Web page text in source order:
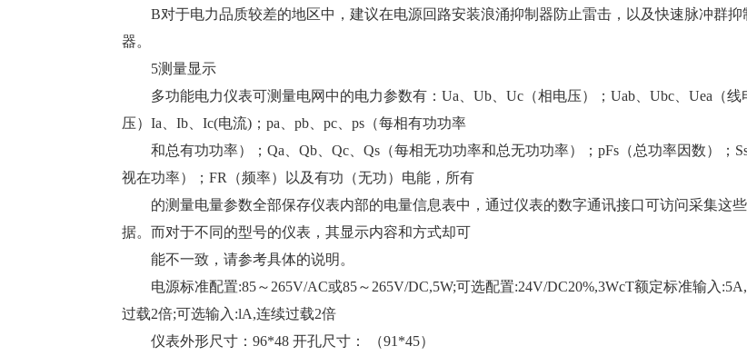
B对于电力品质较差的地区中，建议在电源回路安装浪涌抑制器防止雷击，以及快速脉冲群抑
器。
5测量显示
多功能电力仪表可测量电网中的电力参数有：Ua、Ub、Uc（相电压）；Uab、Ubc、Uea（线
压）Ia、Ib、Ic(电流)；pa、pb、pc、ps（每相有功功率
和总有功功率）；Qa、Qb、Qc、Qs（每相无功功率和总无功功率）；pFs（总功率因数）；
视在功率）；FR（频率）以及有功（无功）电能，所有
的测量电量参数全部保存仪表内部的电量信息表中，通过仪表的数字通讯接口可访问采集这
据。而对于不同的型号的仪表，其显示内容和方式却可
能不一致，请参考具体的说明。
电源标准配置:85～265V/AC或85～265V/DC,5W;可选配置:24V/DC20%,3WcT额定标准输入
过载2倍;可选输入:lA,连续过载2倍
仪表外形尺寸：96*48 开孔尺寸： （91*45）